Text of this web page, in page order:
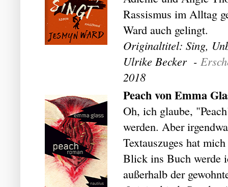
Rassismus im Alltag
Ward auch gelingt.
Originaltitel: Sing,
Ulrike Becker -
2018
Peach von Emma
Oh, ich glaube,
werden. Aber
Textauszuges hat
Blick ins Buch werde
außerhalb der